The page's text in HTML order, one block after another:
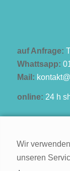
auf Anfrage:
Whattsapp:
Mail:
online: 24 h
Wir
unseren